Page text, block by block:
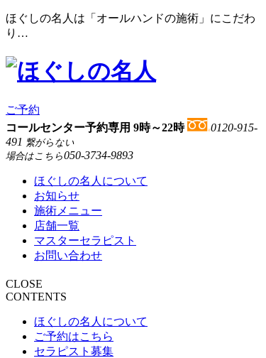
ほぐしの名人は「オールハンドの施術」にこだわ
り…
ご予約
コールセンター予約専用 9時～22時
0120-915-
491 繋がらない
場合はこちら050-3734-9893
ほぐしの名人について
お知らせ
施術メニュー
店舗一覧
マスターセラピスト
お問い合わせ
CLOSE
CONTENTS
ほぐしの名人について
ご予約はこちら
セラピスト募集